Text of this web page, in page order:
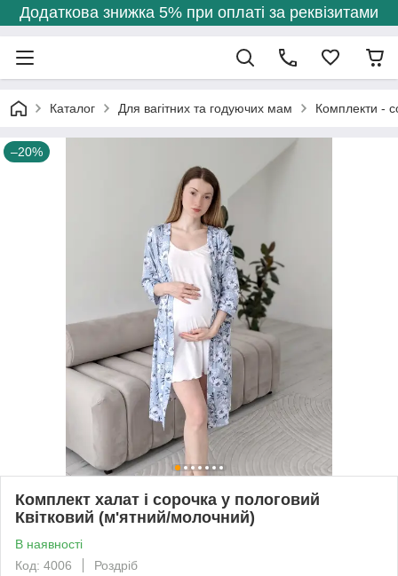
Додаткова знижка 5% при оплаті за реквізитами
Каталог Для вагітних та годуючих мам Комплекти -
–20%
Комплект халат і сорочка у пологовий
Квітковий (м'ятний/молочний)
В наявності
Код: 4006
Роздріб